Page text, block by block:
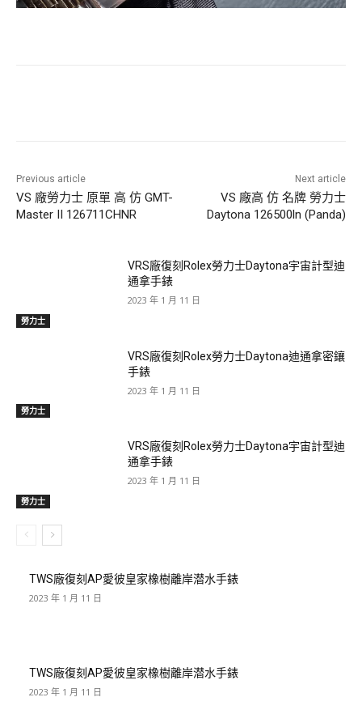
Previous article
VS 廠勞力士 原單 高 仿 GMT-
Master II 126711CHNR
Next article
VS 廠高 仿 名牌 勞力士
Daytona 126500ln (Panda)
勞力士
VRS廠復刻Rolex勞力士Daytona宇宙計型迪
通拿手錶
2023 年 1 月 11 日
勞力士
VRS廠復刻Rolex勞力士Daytona迪通拿密鑲
手錶
2023 年 1 月 11 日
勞力士
VRS廠復刻Rolex勞力士Daytona宇宙計型迪
通拿手錶
2023 年 1 月 11 日
TWS廠復刻AP愛彼皇家橡樹離岸潜水手錶
2023 年 1 月 11 日
TWS廠復刻AP愛彼皇家橡樹離岸潜水手錶
2023 年 1 月 11 日